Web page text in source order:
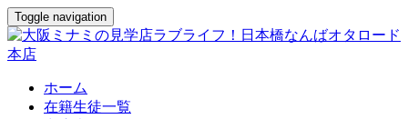
Toggle navigation
ホーム
在籍生徒一覧